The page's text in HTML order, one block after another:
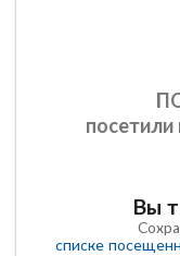
Вы
списке